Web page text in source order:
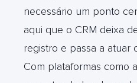
necessário um ponto
aqui que o CRM deixa
registro e passa a atuar
Com plataformas como